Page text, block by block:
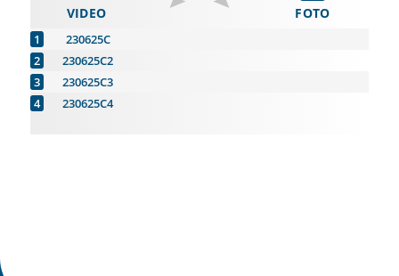
VIDEO
230625C
230625C2
230625C3
230625C4
FOTO